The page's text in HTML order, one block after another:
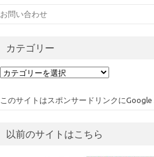
お問い合わせ
カテゴリー
カ
リ
このサイトはスポンサードリンクにGoogle
以前のサイトはこちら